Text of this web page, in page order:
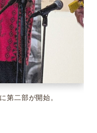
第二部が開始。